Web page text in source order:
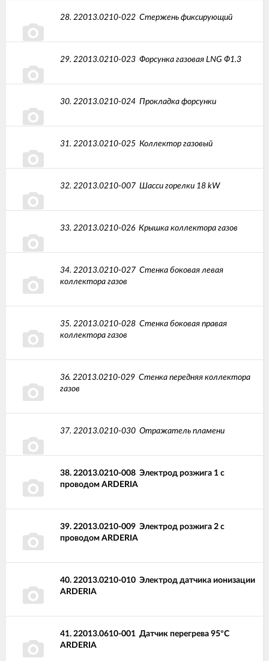
28. 22013.0210-022 Стержень фиксирующий
29. 22013.0210-023 Форсунка газовая LNG Ф1.3
30. 22013.0210-024 Прокладка форсунки
31. 22013.0210-025 Коллектор газовый
32. 22013.0210-007 Шасси горелки 18 kW
33. 22013.0210-026Крышка коллектора газов
34. 22013.0210-027 Стенка боковая левая
коллектора газов
35. 22013.0210-028 Стенка боковая правая
коллектора газов
36. 22013.0210-029 Стенка передняя коллектора
газов
37. 22013.0210-030 Отражатель пламени
38. 22013.0210-008 Электрод розжига 1 с
проводом ARDERIA
39. 22013.0210-009 Электрод розжига 2 с
проводом ARDERIA
40. 22013.0210-010 Электрод датчика ионизации
ARDERIA
41. 22013.0610-001 Датчик перегрева 95°С
ARDERIA